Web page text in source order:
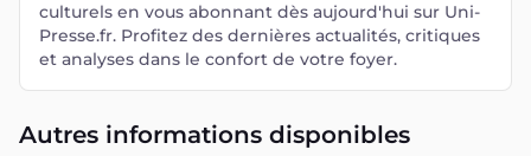
culturels en vous abonnant dès aujourd'hui sur Uni-
Presse.fr. Profitez des dernières actualités, critiques
et analyses dans le confort de votre foyer.
Autres informations disponibles